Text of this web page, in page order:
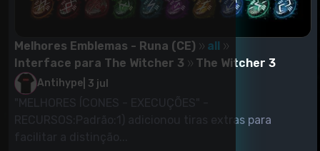
Melhores Emblemas - Runa (CE)
all
Interface para The Witcher 3
The Witcher 3
Antihype 3 jul
RECURSOS:Padrão:1) adicionou tiras extras para